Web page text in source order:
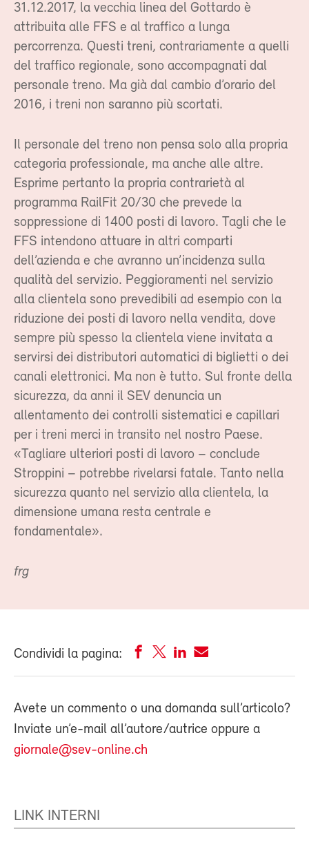
31.12.2017, la vecchia linea del Gottardo è
attribuita alle FFS e al traffico a lunga
percorrenza. Questi treni, contrariamente a quelli
del traffico regionale, sono accompagnati dal
personale treno. Ma già dal cambio d’orario del
2016, i treni non saranno più scortati.
Il personale del treno non pensa solo alla propria
categoria professionale, ma anche alle altre.
Esprime pertanto la propria contrarietà al
programma RailFit 20/30 che prevede la
soppressione di 1400 posti di lavoro. Tagli che le
FFS intendono attuare in altri comparti
dell’azienda e che avranno un’incidenza sulla
qualità del servizio. Peggioramenti nel servizio
alla clientela sono prevedibili ad esempio con la
riduzione dei posti di lavoro nella vendita, dove
sempre più spesso la clientela viene invitata a
servirsi dei distributori automatici di biglietti o dei
canali elettronici. Ma non è tutto. Sul fronte della
sicurezza, da anni il SEV denuncia un
allentamento dei controlli sistematici e capillari
per i treni merci in transito nel nostro Paese.
«Tagliare ulteriori posti di lavoro – conclude
Stroppini – potrebbe rivelarsi fatale. Tanto nella
sicurezza quanto nel servizio alla clientela, la
dimensione umana resta centrale e
fondamentale».
frg
Condividi la pagina:
Avete un commento o una domanda sull’articolo?
Inviate un’e-mail all’autore/autrice oppure a
giornale@sev-online.ch
LINK INTERNI